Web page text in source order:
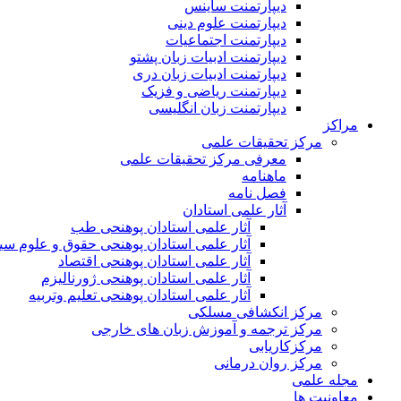
دیپارتمنت ساینس
دیپارتمنت علوم دینی
دیپارتمنت اجتماعیات
دیپارتمنت ادبیات زبان پشتو
دیپارتمنت ادبیات زبان دری
دیپارتمنت ریاضی و فزیک
دیپارتمنت زبان انگلیسی
مراکز
مرکز تحقیقات علمی
معرفی مرکز تحقیقات علمی
ماهنامه
فصل نامه
آثار علمی استادان
آثار علمی استادان پوهنحی طب
آثار علمی استادان پوهنحی حقوق و علوم
آثار علمی استادان پوهنحی اقتصاد
آثار علمی استادان پوهنحی ژورنالیزم
آثار علمی استادان پوهنحی تعلیم وتربیه
مرکز انکشافی مسلکی
مرکز ترجمه و آموزش زبان های خارجی
مرکزکاریابی
مرکز روان درمانی
مجله علمی
معاونیت ها